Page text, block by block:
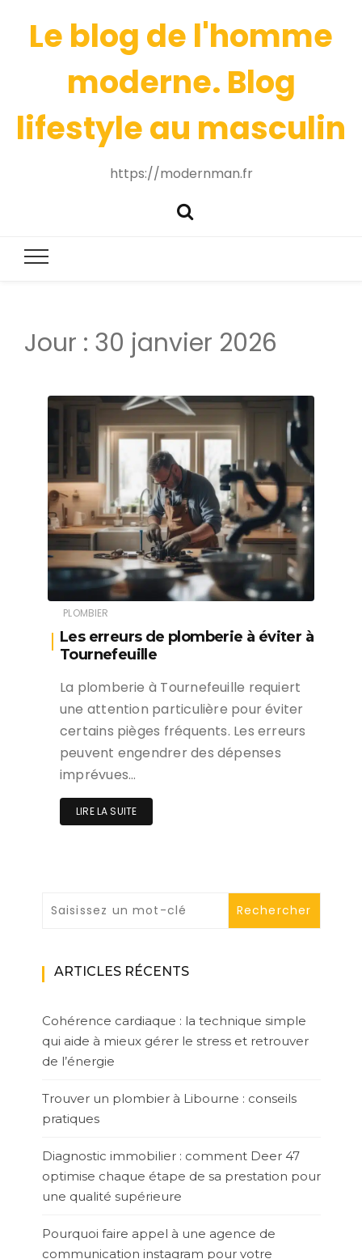
Le blog de l'homme
moderne. Blog
lifestyle au masculin
https://modernman.fr
Jour : 30 janvier 2026
PLOMBIER
Les erreurs de plomberie à éviter à
Tournefeuille
La plomberie à Tournefeuille requiert
une attention particulière pour éviter
certains pièges fréquents. Les erreurs
peuvent engendrer des dépenses
imprévues…
LIRE LA SUITE
ARTICLES RÉCENTS
Cohérence cardiaque : la technique simple
qui aide à mieux gérer le stress et retrouver
de l’énergie
Trouver un plombier à Libourne : conseils
pratiques
Diagnostic immobilier : comment Deer 47
optimise chaque étape de sa prestation pour
une qualité supérieure
Pourquoi faire appel à une agence de
communication instagram pour votre